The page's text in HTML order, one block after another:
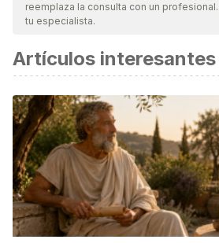
vigencia y validez.La bibliografía de
científica.
reemplaza la consulta con un
tu especialista.
Artículos interesantes